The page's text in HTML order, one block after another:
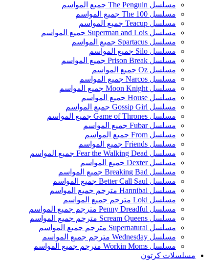
مسلسل The Penguin جميع المواسم
مسلسل The 100 جميع المواسم
مسلسل Teacup جميع المواسم
مسلسل Superman and Lois جميع المواسم
مسلسل Spartacus جميع المواسم
مسلسل Silo جميع المواسم
مسلسل Prison Break جميع المواسم
مسلسل Oz جميع المواسم
مسلسل Narcos جميع المواسم
مسلسل Moon Knight جميع المواسم
مسلسل House جميع المواسم
مسلسل Gossip Girl جميع المواسم
مسلسل Game of Thrones جميع المواسم
مسلسل Fubar جميع المواسم
مسلسل From جميع المواسم
مسلسل Friends جميع المواسم
مسلسل Fear the Walking Dead جميع المواسم
مسلسل Dexter جميع المواسم
مسلسل Breaking Bad جميع المواسم
مسلسل Better Call Saul جميع المواسم
مسلسل Hannibal مترجم جميع المواسم
مسلسل Loki مترجم جميع المواسم
مسلسل Penny Dreadful مترجم جميع المواسم
مسلسل Scream Queens مترجم جميع المواسم
مسلسل Supernatural مترجم جميع المواسم
مسلسل Wednesday مترجم جميع المواسم
مسلسل Workin Moms مترجم جميع المواسم
مسلسلات كرتون